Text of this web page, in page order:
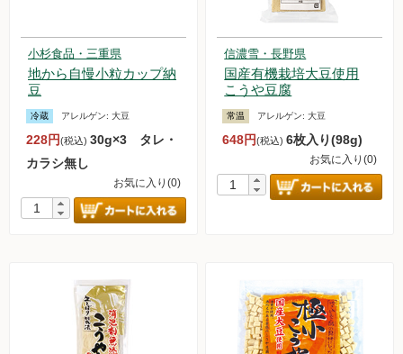
小杉食品・三重県
地から自慢小粒カップ納
豆
冷蔵 アレルゲン: 大豆
228円(税込) 30g×3 タレ・
カラシ無し
お気に入り(0)
信濃雪・長野県
国産有機栽培大豆使用
こうや豆腐
常温 アレルゲン:大豆
648円(税込)6枚入り(98g)
お気に入り(0)